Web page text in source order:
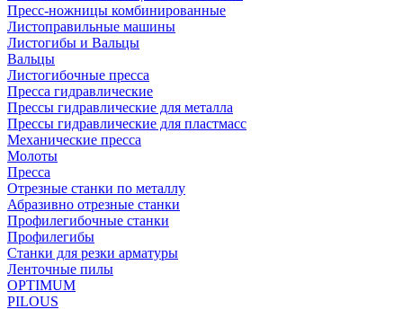
Пресс-ножницы комбинированные
Листоправильные машины
Листогибы и Вальцы
Вальцы
Листогибочные пресса
Пресса гидравлические
Прессы гидравлические для металла
Прессы гидравлические для пластмасс
Механические пресса
Молоты
Пресса
Отрезные станки по металлу
Абразивно отрезные станки
Профилегибочные станки
Профилегибы
Станки для резки арматуры
Ленточные пилы
OPTIMUM
PILOUS